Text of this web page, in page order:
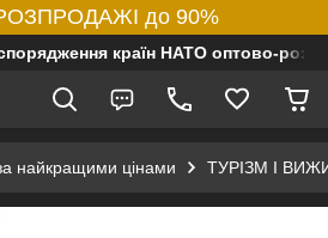
до 90%
країн НАТО оптово-
найкращими цінами ТУРІЗМ І